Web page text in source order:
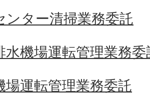
ンター清掃業務委託
水機場運転管理業務委
場運転管理業務委託